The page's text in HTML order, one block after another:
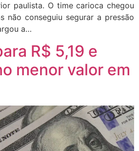
paulista. O time carioca chegou
não conseguiu segurar a pressão
a…
R$ 5,19 e
menor valor em